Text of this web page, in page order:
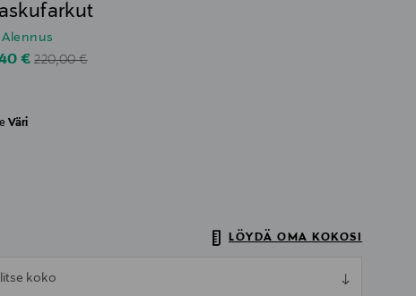
Alennus
Price
€Original Price
220,00 €
Väri
LÖYDÄ OMA KOKOSI
koko